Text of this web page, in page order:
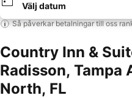
Välj datum
Så påverkar betalningar till oss
Country Inn &
Radisson, Tampa
North, FL